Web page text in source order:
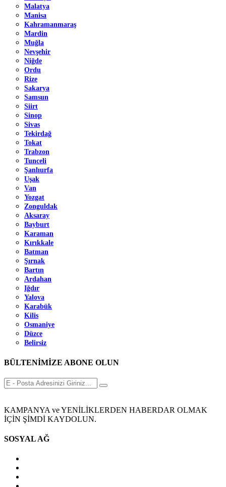
Malatya
Manisa
Kahramanmaraş
Mardin
Muğla
Nevşehir
Niğde
Ordu
Rize
Sakarya
Samsun
Siirt
Sinop
Sivas
Tekirdağ
Tokat
Trabzon
Tunceli
Şanlıurfa
Uşak
Van
Yozgat
Zonguldak
Aksaray
Bayburt
Karaman
Kırıkkale
Batman
Şırnak
Bartın
Ardahan
Iğdır
Yalova
Karabük
Kilis
Osmaniye
Düzce
Belirsiz
BÜLTENİMİZE ABONE OLUN
KAMPANYA ve YENİLİKLERDEN HABERDAR OLMAK
İÇİN ŞİMDİ KAYDOLUN.
SOSYAL AĞ